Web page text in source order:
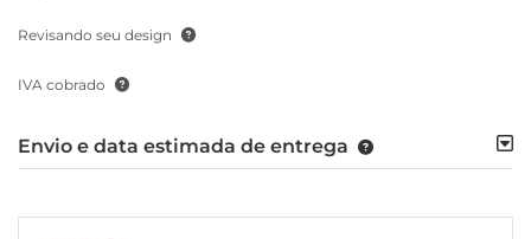
Revisando seu design
IVA cobrado
Envio e data estimada de entrega